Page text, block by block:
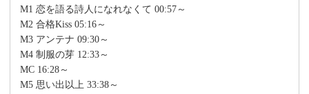
M1 恋を語る詩人になれなくて 00:57～
M2 合格Kiss 05:16～
M3 アンテナ 09:30～
M4 制服の芽 12:33～
MC 16:28～
M5 思い出以上 33:38～